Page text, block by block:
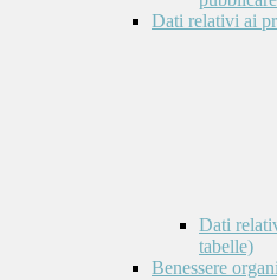
Dati relativi ai
Dati
tabelle)
Benessere